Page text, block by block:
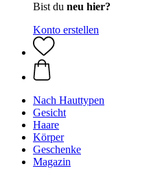
Bist du neu hier?
Konto erstellen
Nach Hauttypen
Gesicht
Haare
Körper
Geschenke
Magazin